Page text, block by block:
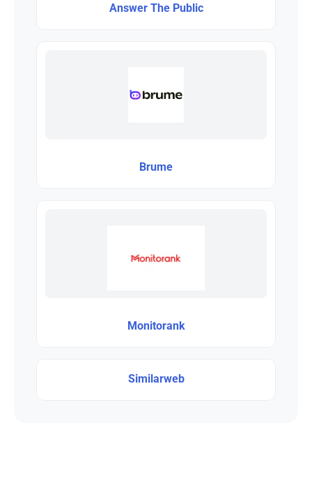
Answer The Public
Brume
Monitorank
Similarweb